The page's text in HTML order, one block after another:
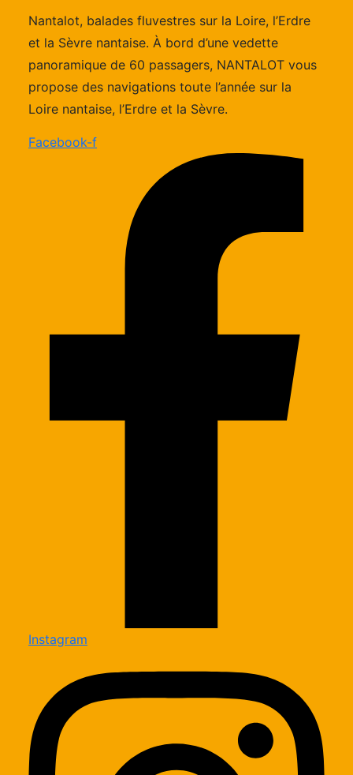
Nantalot, balades fluvestres sur la Loire, l’Erdre
et la Sèvre nantaise. À bord d’une vedette
panoramique de 60 passagers, NANTALOT vous
propose des navigations toute l’année sur la
Loire nantaise, l’Erdre et la Sèvre.
Facebook-f
Instagram